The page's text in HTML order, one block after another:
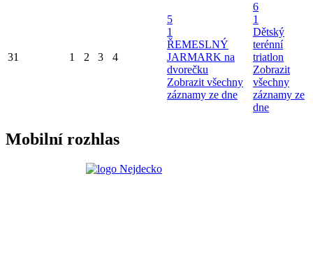
31 1 2 3 4
5
1
ŘEMESLNÝ
JARMARK na
dvorečku
Zobrazit všechny
záznamy ze dne
6
1
Dětský
terénní
triatlon
Zobrazit
všechny
záznamy ze
dne
Mobilní rozhlas